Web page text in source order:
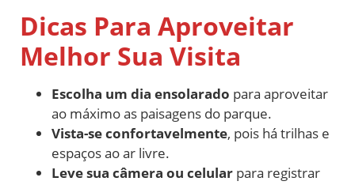
Dicas Para Aproveitar
Melhor Sua Visita
Escolha um dia ensolarado para aproveitar
ao máximo as paisagens do parque.
Vista-se confortavelmente, pois há trilhas e
espaços ao ar livre.
Leve sua câmera ou celular para registrar